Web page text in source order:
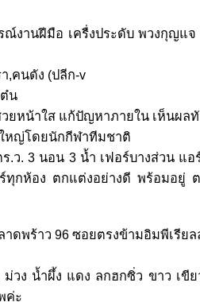
ณ์งานฝีมือ เครื่งประดับ พวงกุญ
,คนดัง (ปลีก-v
น
วยหน้าใส แก้ปัญหาภายใน เห็นผล
หญ่โดยนักกีฬาทีมชาติ
.ว. 3 นอน 3 น้ำ เฟอร์บางส่วน แ
ร์ทุกห้อง ตกแต่งอย่างดี พร้อมอยู่
าดพร้าว 96 ซอยตรงข้ามอิมพีเรีย
วง น้ำผึ้ง แดง ลกฮกซิ่ว ขาว เขีย
ค่ะ